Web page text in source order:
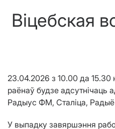
Віцебская
23.04.2026 з 10.00 да 15.30
раёнаў будзе
Радыус ФМ, Сталіца,
У выпадку завяршэння